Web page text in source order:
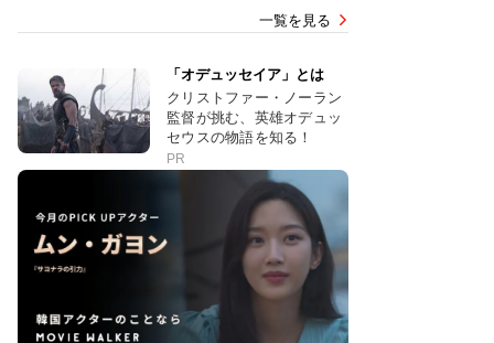
一覧を見る
「オデュッセイア」とは
クリストファー・ノーラン
監督が挑む、英雄オデュッ
セウスの物語を知る！
PR